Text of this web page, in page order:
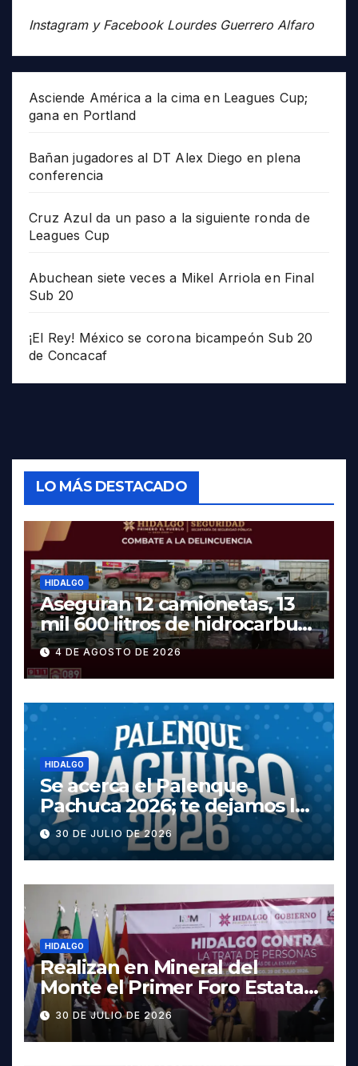
Instagram y Facebook Lourdes Guerrero Alfaro
Asciende América a la cima en Leagues Cup;
gana en Portland
Bañan jugadores al DT Alex Diego en plena
conferencia
Cruz Azul da un paso a la siguiente ronda de
Leagues Cup
Abuchean siete veces a Mikel Arriola en Final
Sub 20
¡El Rey! México se corona bicampeón Sub 20
de Concacaf
LO MÁS DESTACADO
HIDALGO
Aseguran 12 camionetas, 13
mil 600 litros de hidrocarburo
y dos vehículos robados en
Tula
4 DE AGOSTO DE 2026
HIDALGO
Se acerca el Palenque
Pachuca 2026; te dejamos la
cartelera completa, las
fechas y los precios
30 DE JULIO DE 2026
HIDALGO
Realizan en Mineral del
Monte el Primer Foro Estatal
contra la Trata de Personas
30 DE JULIO DE 2026